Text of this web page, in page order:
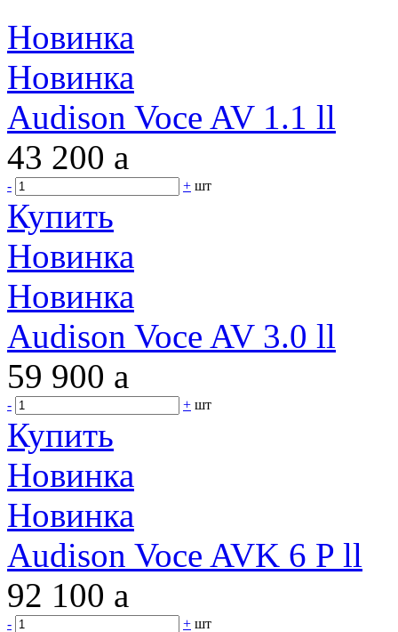
Новинка
Новинка
Audison Voce AV 1.1 ll
43 200 a
- + шт
Купить
Новинка
Новинка
Audison Voce AV 3.0 ll
59 900 a
- + шт
Купить
Новинка
Новинка
Audison Voce AVK 6 P ll
92 100 a
- + шт